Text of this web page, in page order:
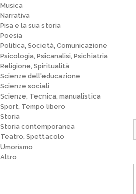
Musica
Narrativa
Pisa e la sua storia
Poesia
Politica, Società, Comunicazione
Psicologia, Psicanalisi, Psichiatria
Religione, Spiritualità
Scienze dell'educazione
Scienze sociali
Scienze, Tecnica, manualistica
Sport, Tempo libero
Storia
Storia contemporanea
Teatro, Spettacolo
Umorismo
Altro